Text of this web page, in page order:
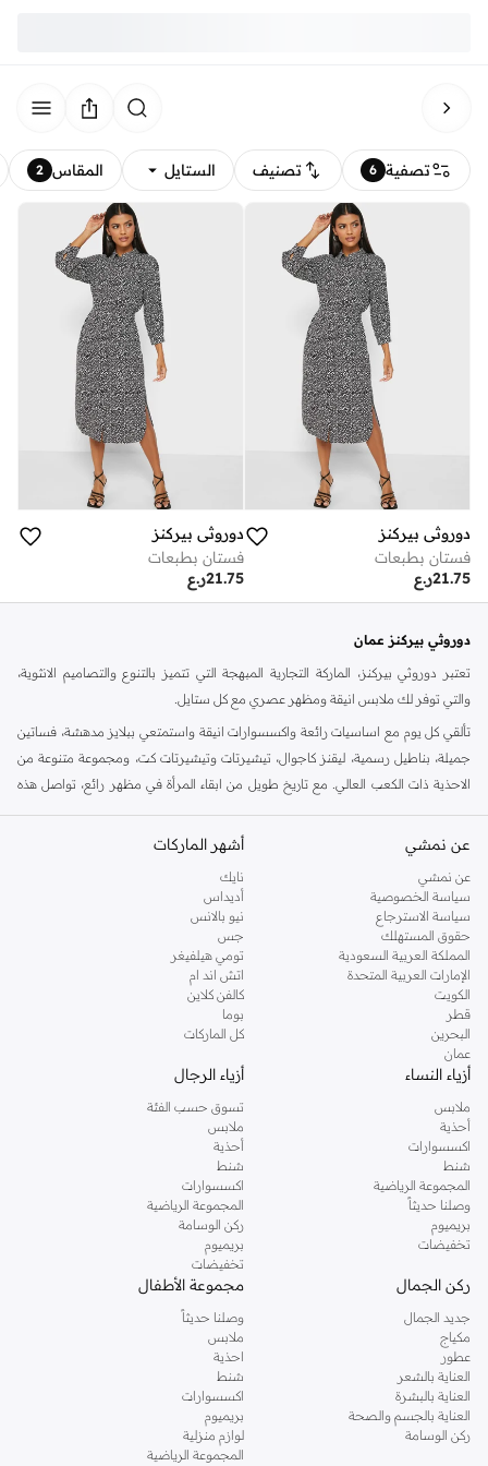
تصفية 6 تصنيف الستايل المقاس 2
دوروثي بيركنز
فستان بطبعات
ر.ع21.75
دوروثي بيركنز
فستان بطبعات
ر.ع21.75
دوروثي بيركنز عمان
تعتبر دوروثي بيركنز، الماركة التجارية المبهجة التي تتميز بالتنوع والتصاميم الانثوية،
والتي توفر لك ملابس انيقة ومظهر عصري مع كل ستايل.
تألقي كل يوم مع اساسيات رائعة واكسسوارات انيقة واستمتعي ببلايز مدهشة، فساتين
جميلة، بناطيل رسمية، ليقنز كاجوال، تيشيرتات وتيشيرتات كت، ومجموعة متنوعة من
الاحذية ذات الكعب العالي. مع تاريخ طويل من ابقاء المرأة في مظهر رائع، تواصل هذه
كنت تقومين بتجديد خزانة ملابسك الملائمة للعمل، البحث عن فستان مثالي للحفلات او
اليه.
تسوقي دوروثي بيركنز اون لاين مسقط
تسوقي دوروثي بيركنز اون لاين من نمشي واستمتعي باكثر من الف ستايل من مجموعة
دوروثي بيركنز الشهيرة. تصفحي المجموعة كاملة في متجر دوروثي بيركنز اون لاين او
استخدمي القائمة لتحديد تجربة تسوق دوروثي بيركنز اون لاين. خدمة التوصيل السريعة
والدعم الاستثنائي يضمن لك تجربة تسوق ممتعة دائما مع نمشي.
عن نمشي
عن نمشي
سياسة الخصوصية
سياسة الاسترجاع
حقوق المستهلك
المملكة العربية السعودية
الإمارات العربية المتحدة
الكويت
قطر
البحرين
عمان
أشهر الماركات
نايك
أديداس
نيو بالانس
جس
تومي هيلفيغر
اتش اند ام
كالفن كلاين
بوما
كل الماركات
أزياء النساء
ملابس
أحذية
اكسسوارات
شنط
المجموعة الرياضية
وصلنا حديثاً
بريميوم
تخفيضات
أزياء الرجال
تسوق حسب الفئة
ملابس
أحذية
شنط
اكسسوارات
المجموعة الرياضية
ركن الوسامة
بريميوم
تخفيضات
ركن الجمال
جديد الجمال
مكياج
عطور
العناية بالشعر
العناية بالبشرة
العناية بالجسم والصحة
ركن الوسامة
مجموعة الأطفال
وصلنا حديثاً
ملابس
احذية
شنط
اكسسوارات
بريميوم
لوازم منزلية
المجموعة الرياضية